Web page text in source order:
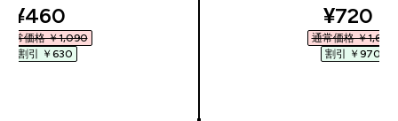
discounted price
¥460‎
通常価格 ￥1,090‎
割引 ￥630‎
¥720‎
通常価格 ￥1,690‎
割引 ￥970‎